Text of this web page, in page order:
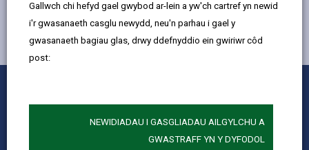
Gallwch chi hefyd gael gwybod ar-lein a yw'ch cartref yn newid
i'r gwasanaeth casglu newydd, neu'n parhau i gael y
gwasanaeth bagiau glas, drwy ddefnyddio ein gwiriwr côd
post:
NEWIDIADAU I GASGLIADAU AILGYLCHU A
GWASTRAFF YN Y DYFODOL
Stars StarStars
Stars
Stars
Stars
Cysylltu â ni